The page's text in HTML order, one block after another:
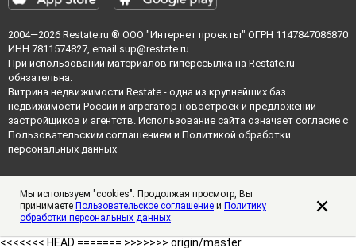
2004—2026 Restate.ru ® ООО "Интернет проекты" ОГРН 1147847086870
ИНН 7811574827, email sup@restate.ru
При использовании материалов гиперссылка на Restate.ru
обязательна.
Витрина недвижимости Restate - одна из крупнейших баз
недвижимости России и агрегатор новостроек и предложений
застройщиков и агентств. Использование сайта означает согласие с
Пользовательским соглашением и Политикой обработки
персональных данных
Мы используем "cookies". Продолжая просмотр, Вы
принимаете Пользовательское соглашение и Политику
обработки персональных данных.
<<<<<<< HEAD ======= >>>>>>> origin/master